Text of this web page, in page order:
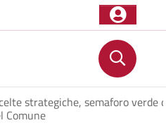
strategiche, semaforo verde
Comune